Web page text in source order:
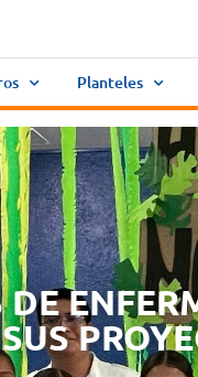
Planteles